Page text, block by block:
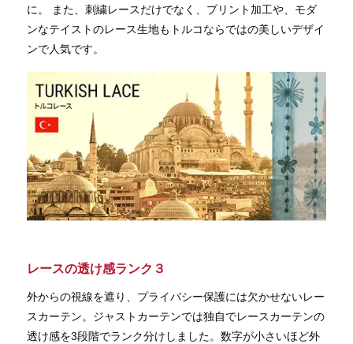
に。 また、刺繍レースだけでなく、プリント加工や、モダ
ンなテイストのレース生地もトルコならではの美しいデザイ
ンで人気です。
レースの透け感ランク３
外からの視線を遮り、プライバシー保護には欠かせないレー
スカーテン。ジャストカーテンでは独自でレースカーテンの
透け感を3段階でランク分けしました。数字が小さいほど外